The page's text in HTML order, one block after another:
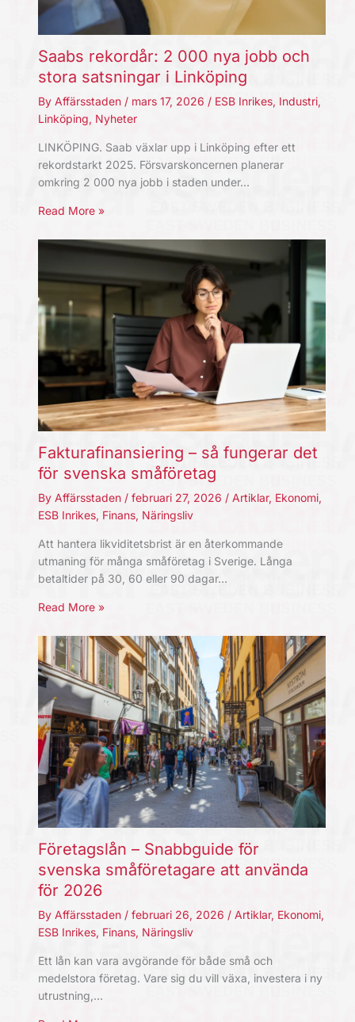
Saabs rekordår: 2 000 nya jobb och
stora satsningar i Linköping
By Affärsstaden / mars 17, 2026 / ESB Inrikes, Industri,
Linköping, Nyheter
LINKÖPING. Saab växlar upp i Linköping efter ett
rekordstarkt 2025. Försvarskoncernen planerar
omkring 2 000 nya jobb i staden under…
Read More »
Fakturafinansiering – så fungerar det
för svenska småföretag
By Affärsstaden / februari 27, 2026 / Artiklar, Ekonomi,
ESB Inrikes, Finans, Näringsliv
Att hantera likviditetsbrist är en återkommande
utmaning för många småföretag i Sverige. Långa
betaltider på 30, 60 eller 90 dagar…
Read More »
Företagslån – Snabbguide för
svenska småföretagare att använda
för 2026
By Affärsstaden / februari 26, 2026 / Artiklar, Ekonomi,
ESB Inrikes, Finans, Näringsliv
Ett lån kan vara avgörande för både små och
medelstora företag. Vare sig du vill växa, investera i ny
utrustning,…